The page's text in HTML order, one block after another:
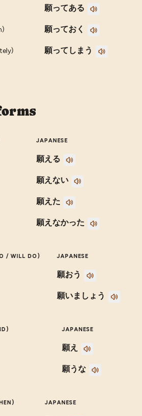
願ってある
願っておく
願ってしまう
JAPANESE
願える
願えない
願えた
願えなかった
/ WILL DO) JAPANESE
願おう
願いましょう
JAPANESE
願え
願うな
JAPANESE